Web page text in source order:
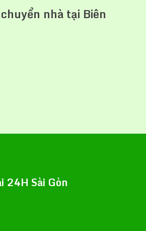
nhà tại Biên
24H Sài Gòn